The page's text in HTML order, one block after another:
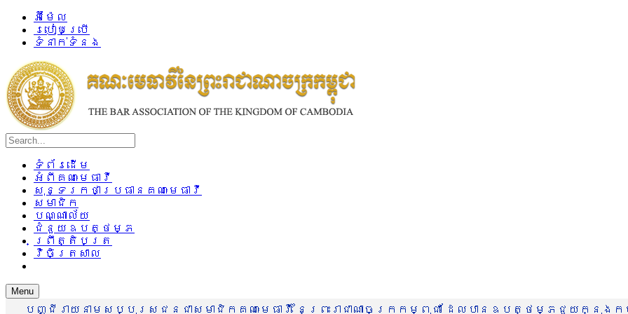
អ៊ីម៉ែល
របៀបប្រើ
ទំនាក់ទំនង
ទំព័រដើម
អំពីគណៈមេធាវី
សុន្ទរកថាប្រធានគណៈមេធាវី
សមាជិក
បណ្ណាល័យ
ជំនួយឧបត្ថម្ភ
ព្រឹត្តិបត្រ
វិចិត្រសាល
Menu
បញ្ជីរាយនាមសប្បុរសជនជាសមាជិកគណៈមេធាវី នៃព្រះរាជាណាចក្រកម្ពុជា ដែលបានឧបត្ថម្ភជួយក្នុង